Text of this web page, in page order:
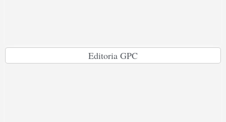
Editoria GPC